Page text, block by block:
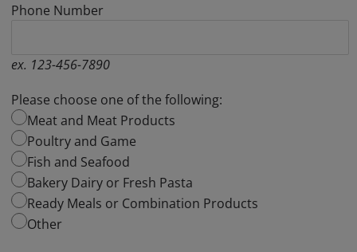
Phone Number
ex. 123-456-7890
Please choose one of the following:
Meat and Meat Products
Poultry and Game
Fish and Seafood
Bakery Dairy or Fresh Pasta
Ready Meals or Combination Products
Other